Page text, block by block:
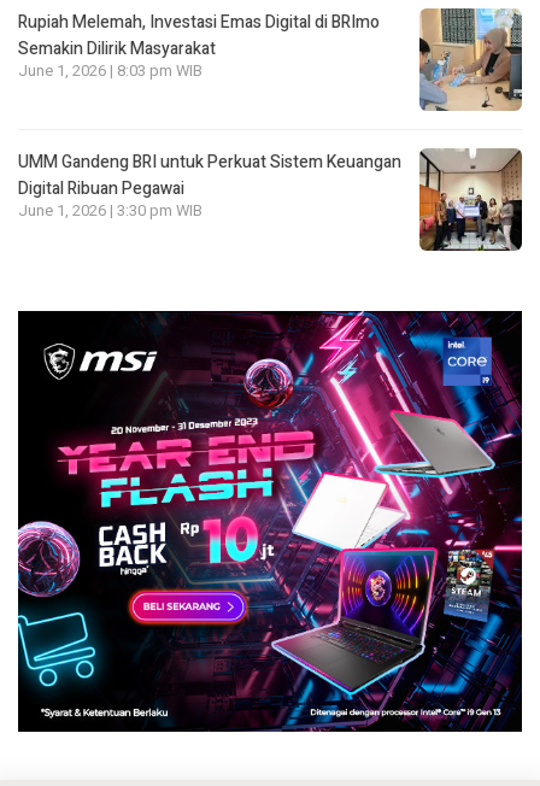
Rupiah Melemah, Investasi Emas Digital di BRImo
Semakin Dilirik Masyarakat
June 1, 2026 | 8:03 pm WIB
UMM Gandeng BRI untuk Perkuat Sistem Keuangan
Digital Ribuan Pegawai
June 1, 2026 | 3:30 pm WIB